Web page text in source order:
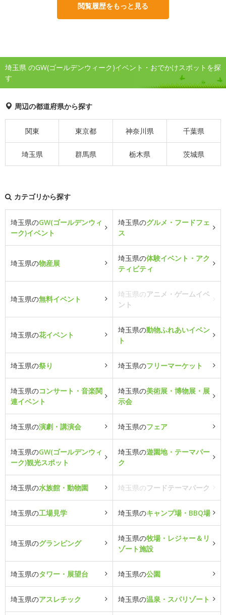
閲覧履歴をもっと見る
埼玉県 のGW(ゴールデンウィーク)イベント・おでかけスポットを探
す
周辺の都道府県から探す
関東 東京都 神奈川県 千葉県
埼玉県 群馬県 栃木県 茨城県
カテゴリから探す
埼玉県のGW(ゴールデンウィ
ーク)イベント
埼玉県のグルメ・フードフェ
ス
埼玉県の物産展
埼玉県の体験イベント・アク
ティビティ
埼玉県の無料イベント
埼玉県のアニメ・ゲームイベ
ント
埼玉県の花イベント
埼玉県の動物ふれあいイベン
ト
埼玉県の祭り 埼玉県のフリーマーケット
埼玉県のコンサート・音楽関
連イベント
埼玉県の美術展・博物展・展
示会
埼玉県の演劇・講演会 埼玉県のフェア
埼玉県のGW(ゴールデンウィ
ーク)観光スポット
埼玉県の遊園地・テーマパー
ク
埼玉県の水族館・動物園 埼玉県のフードテーマパーク
埼玉県の工場見学 埼玉県のキャンプ場・BBQ場
埼玉県のグランピング
埼玉県の牧場・レジャー＆リ
ゾート施設
埼玉県のタワー・展望台 埼玉県の公園
埼玉県のアスレチック 埼玉県の温泉・スパリゾート